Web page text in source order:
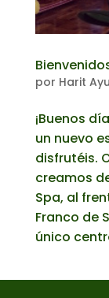
por Harit
¡Buenos
un nuevo
disfrutéis.
creamos
Spa, al
Franco de
único